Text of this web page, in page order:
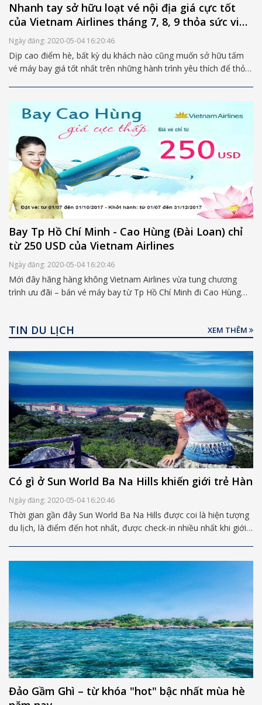
Nhanh tay sở hữu loạt vé nội địa giá cực tốt
của Vietnam Airlines tháng 7, 8, 9 thỏa sức vi
vu hè này
Ngày đăng: 2020-05-04 16:20:46
Dịp cao điểm hè, bất kỳ du khách nào cũng muốn sở hữu tấm
vé máy bay giá tốt nhất trên những hành trình yêu thích để thỏa
ngay nhé.
Bay Tp Hồ Chí Minh - Cao Hùng (Đài Loan) chỉ
từ 250 USD của Vietnam Airlines
Ngày đăng: 2020-05-04 16:20:46
Mới đây hãng hàng không Vietnam Airlines vừa tung chương
trình ưu đãi – bán vé máy bay từ Tp Hồ Chí Minh đi Cao Hùng
TIN DU LỊCH XEM THÊM
Có gì ở Sun World Ba Na Hills khiến giới trẻ Hàn
Ngày đăng: 2020-05-04 16:20:46
Thời gian gần đây Sun World Ba Na Hills được coi là hiện tượng
du lịch, là điểm đến hot nhất, được check-in nhiều nhất khi giới
Đảo Gầm Ghì – từ khóa "hot" bậc nhất mùa hè